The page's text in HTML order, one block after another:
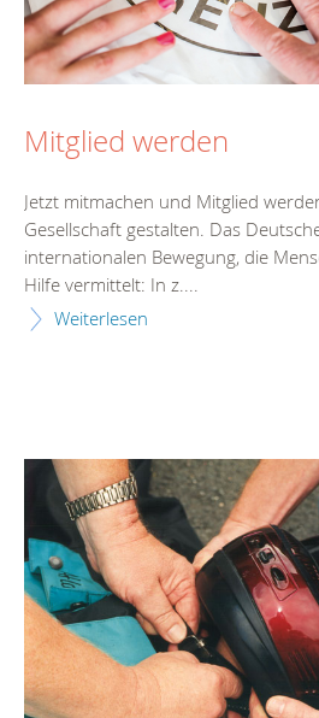
Mitglied werden
Jetzt mitmachen und Mitglied
Gesellschaft gestalten. Das
internationalen Bewegung, die
Hilfe vermittelt: In z....
Weiterlesen